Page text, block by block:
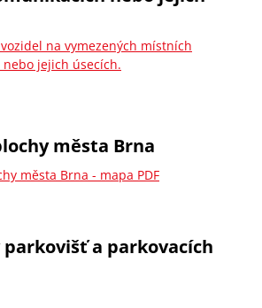
na vymezených místních
jejich úsecích.
města Brna
města Brna - mapa PDF
a parkovacích